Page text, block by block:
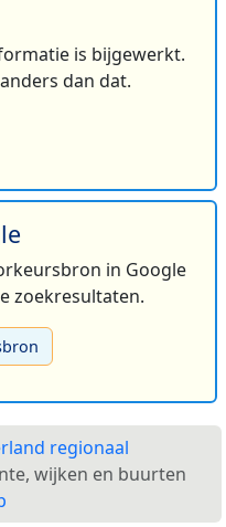
is bijgewerkt.
dan dat.
in Google
zoekresultaten.
regionaal
wijken en buurten